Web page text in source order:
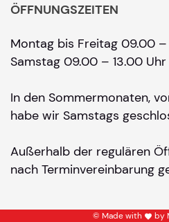
ÖFFNUNGSZEITEN
Montag bis Freitag 09.00 –
Samstag 09.00 – 13.00 Uhr
In den Sommermonaten,
habe wir Samstags
Außerhalb der regulären
nach Terminvereinbarung
© Made with by